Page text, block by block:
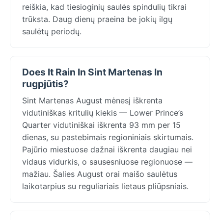
reiškia, kad tiesioginių saulės spindulių tikrai
trūksta. Daug dienų praeina be jokių ilgų
saulėtų periodų.
Does It Rain In Sint Martenas In
rugpjūtis?
Sint Martenas August mėnesį iškrenta
vidutiniškas kritulių kiekis — Lower Prince’s
Quarter vidutiniškai iškrenta 93 mm per 15
dienas, su pastebimais regioniniais skirtumais.
Pajūrio miestuose dažnai iškrenta daugiau nei
vidaus vidurkis, o sausesniuose regionuose —
mažiau. Šalies August orai maišo saulėtus
laikotarpius su reguliariais lietaus pliūpsniais.